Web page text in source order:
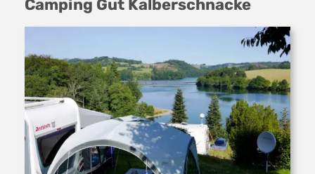
Camping Gut Kalberschnacke